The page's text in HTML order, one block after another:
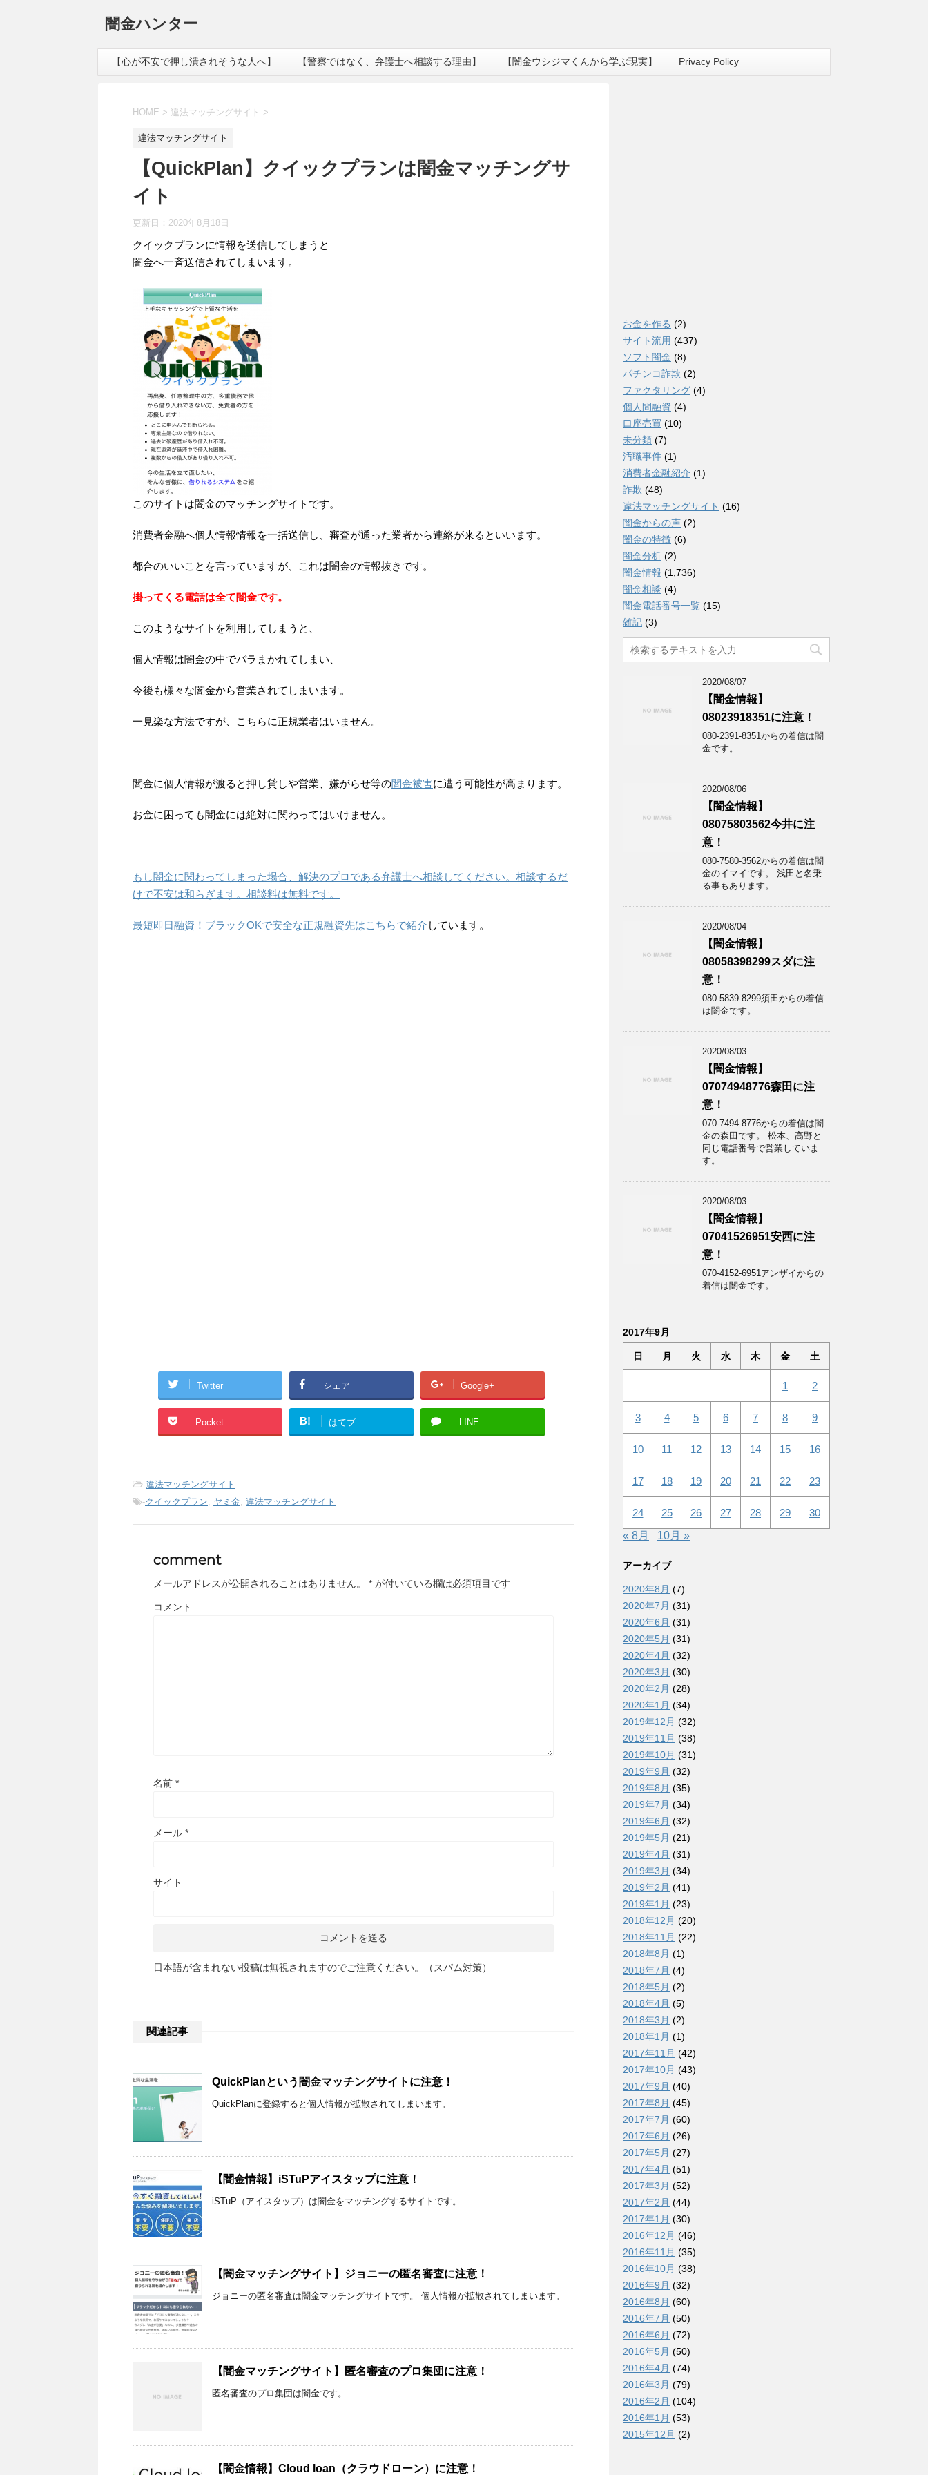
闇金ハンター
【心が不安で押し潰されそうな人へ】 【警察ではなく、弁護士へ相談する理由】 【闇金ウシジマくんから学ぶ現実】 Privacy Policy
HOME > 違法マッチングサイト >
違法マッチングサイト
【QuickPlan】クイックプランは闇金マッチングサ
イト
更新日： 2020年8月18日
クイックプランに情報を送信してしまうと
闇金へ一斉送信されてしまいます。
このサイトは闇金のマッチングサイトです。
消費者金融へ個人情報情報を一括送信し、審査が通った業者から連絡が来るといいます。
都合のいいことを言っていますが、これは闇金の情報抜きです。
掛ってくる電話は全て闇金です。
このようなサイトを利用してしまうと、
個人情報は闇金の中でバラまかれてしまい、
今後も様々な闇金から営業されてしまいます。
一見楽な方法ですが、こちらに正規業者はいません。
闇金に個人情報が渡ると押し貸しや営業、嫌がらせ等の闇金被害に遭う可能性が高まります。
お金に困っても闇金には絶対に関わってはいけません。
もし闇金に関わってしまった場合、解決のプロである弁護士へ相談してください。相談するだ
けで不安は和らぎます。相談料は無料です。
最短即日融資！ブラックOKで安全な正規融資先はこちらで紹介 しています。
Twitter シェア Google+
Pocket B! はてブ LINE
-違法マッチングサイト
-クイックプラン, ヤミ金, 違法マッチングサイト
comment
メールアドレスが公開されることはありません。 * が付いている欄は必須項目です
コメント
名前 *
メール *
サイト
日本語が含まれない投稿は無視されますのでご注意ください。（スパム対策）
関連記事
QuickPlanという闇金マッチングサイトに注意！
QuickPlanに登録すると個人情報が拡散されてしまいます。
【闇金情報】iSTuPアイスタップに注意！
iSTuP（アイスタップ）は闇金をマッチングするサイトです。
【闇金マッチングサイト】ジョニーの匿名審査に注意！
ジョニーの匿名審査は闇金マッチングサイトです。 個人情報が拡散されてしまいます。
【闇金マッチングサイト】匿名審査のプロ集団に注意！
匿名審査のプロ集団は闇金です。
【闇金情報】Cloud loan（クラウドローン）に注意！
お金を作る (2)
サイト流用 (437)
ソフト闇金 (8)
パチンコ詐欺 (2)
ファクタリング (4)
個人間融資 (4)
口座売買 (10)
未分類 (7)
汚職事件 (1)
消費者金融紹介 (1)
詐欺 (48)
違法マッチングサイト (16)
闇金からの声 (2)
闇金の特徴 (6)
闇金分析 (2)
闇金情報 (1,736)
闇金相談 (4)
闇金電話番号一覧 (15)
雑記 (3)
2020/08/07
【闇金情報】
08023918351に注意！
080-2391-8351からの着信は闇
金です。
2020/08/06
【闇金情報】
08075803562今井に注
意！
080-7580-3562からの着信は闇
金のイマイです。 浅田と名乗
る事もあります。
2020/08/04
【闇金情報】
08058398299スダに注
意！
080-5839-8299須田からの着信
は闇金です。
2020/08/03
【闇金情報】
07074948776森田に注
意！
070-7494-8776からの着信は闇
金の森田です。 松本、高野と
同じ電話番号で営業していま
す。
2020/08/03
【闇金情報】
07041526951安西に注
意！
070-4152-6951アンザイからの
着信は闇金です。
2017年9月
日 月 火 水 木 金 土
1 2
3 4 5 6 7 8 9
10 11 12 13 14 15 16
17 18 19 20 21 22 23
24 25 26 27 28 29
30
« 8月
10月 »
アーカイブ
2020年8月 (7)
2020年7月 (31)
2020年6月 (31)
2020年5月 (31)
2020年4月 (32)
2020年3月 (30)
2020年2月 (28)
2020年1月 (34)
2019年12月 (32)
2019年11月 (38)
2019年10月 (31)
2019年9月 (32)
2019年8月 (35)
2019年7月 (34)
2019年6月 (32)
2019年5月 (21)
2019年4月 (31)
2019年3月 (34)
2019年2月 (41)
2019年1月 (23)
2018年12月 (20)
2018年11月 (22)
2018年8月 (1)
2018年7月 (4)
2018年5月 (2)
2018年4月 (5)
2018年3月 (2)
2018年1月 (1)
2017年11月 (42)
2017年10月 (43)
2017年9月 (40)
2017年8月 (45)
2017年7月 (60)
2017年6月 (26)
2017年5月 (27)
2017年4月 (51)
2017年3月 (52)
2017年2月 (44)
2017年1月 (30)
2016年12月 (46)
2016年11月 (35)
2016年10月 (38)
2016年9月 (32)
2016年8月 (60)
2016年7月 (50)
2016年6月 (72)
2016年5月 (50)
2016年4月 (74)
2016年3月 (79)
2016年2月 (104)
2016年1月 (53)
2015年12月 (2)